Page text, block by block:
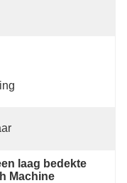
laag bedekte
Machine